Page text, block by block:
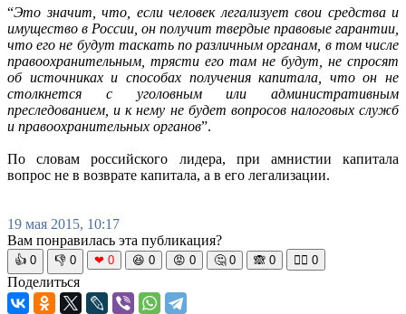
“Это значит, что, если человек легализует свои средства и
имущество в России, он получит твердые правовые гарантии,
что его не будут таскать по различным органам, в том числе
правоохранительным, трясти его там не будут, не спросят
об источниках и способах получения капитала, что он не
столкнется с уголовным или административным
преследованием, и к нему не будет вопросов налоговых служб
и правоохранительных органов”.
По словам российского лидера, при амнистии капитала
вопрос не в возврате капитала, а в его легализации.
19 мая 2015, 10:17
Вам понравилась эта публикация?
👍 0 👎 0 ❤ 0 😆 0 😡 0 🤔 0 🙈 0 🧘‍♀️ 0
Поделиться